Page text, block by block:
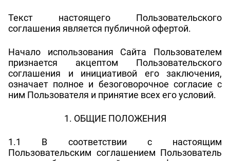
Текст настоящего Пользовательского
соглашения является публичной офертой.
Начало использования Сайта Пользователем
признается акцептом Пользовательского
соглашения и инициативой его заключения,
означает полное и безоговорочное согласие с
ним Пользователя и принятие всех его условий.
1. ОБЩИЕ ПОЛОЖЕНИЯ
1.1 В соответствии с настоящим
Пользовательским соглашением Пользователь